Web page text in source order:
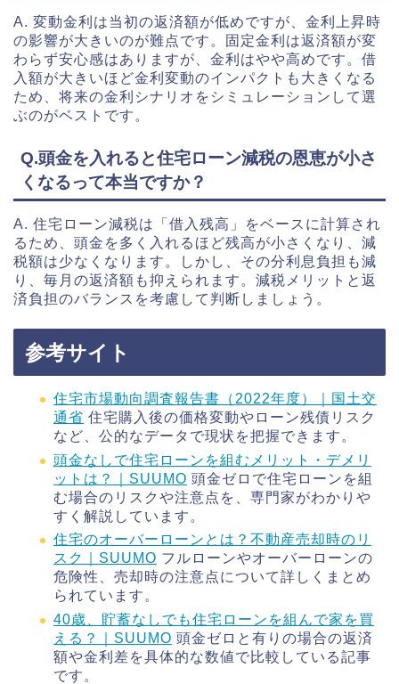
A. 変動金利は当初の返済額が低めですが、金利上昇時
の影響が大きいのが難点です。固定金利は返済額が変
わらず安心感はありますが、金利はやや高めです。借
入額が大きいほど金利変動のインパクトも大きくなる
ため、将来の金利シナリオをシミュレーションして選
ぶのがベストです。
Q.頭金を入れると住宅ローン減税の恩恵が小さ
くなるって本当ですか？
A. 住宅ローン減税は「借入残高」をベースに計算され
るため、頭金を多く入れるほど残高が小さくなり、減
税額は少なくなります。しかし、その分利息負担も減
り、毎月の返済額も抑えられます。減税メリットと返
済負担のバランスを考慮して判断しましょう。
参考サイト
住宅市場動向調査報告書（2022年度）｜国土交
通省 住宅購入後の価格変動やローン残債リスク
など、公的なデータで現状を把握できます。
頭金なしで住宅ローンを組むメリット・デメリ
ットは？｜SUUMO 頭金ゼロで住宅ローンを組
む場合のリスクや注意点を、専門家がわかりや
すく解説しています。
住宅のオーバーローンとは？不動産売却時のリ
スク｜SUUMO フルローンやオーバーローンの
危険性、売却時の注意点について詳しくまとめ
られています。
40歳、貯蓄なしでも住宅ローンを組んで家を買
える？｜SUUMO 頭金ゼロと有りの場合の返済
額や金利差を具体的な数値で比較している記事
です。